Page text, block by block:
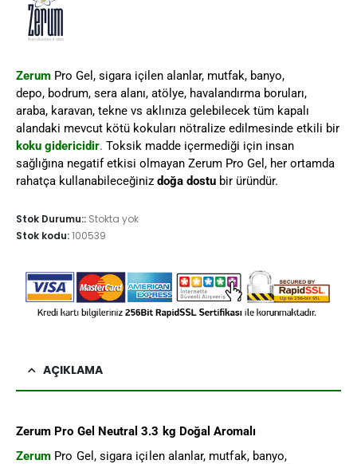
Zerum Pro Gel, sigara içilen alanlar, mutfak, banyo,
depo, bodrum, sera alanı, atölye, havalandırma boruları,
araba, karavan, tekne vs aklınıza gelebilecek tüm kapalı
alandaki mevcut kötü kokuları nötralize edilmesinde etkili bir
koku gidericidir. Toksik madde içermediği için insan
sağlığına negatif etkisi olmayan Zerum Pro Gel, her ortamda
rahatça kullanabileceğiniz doğa dostu bir üründür.
Stok Durumu:: Stokta yok
Stok kodu:100539
AÇIKLAMA
Zerum Pro Gel Neutral 3.3 kg Doğal Aromalı
Zerum Pro Gel, sigara içilen alanlar, mutfak, banyo,